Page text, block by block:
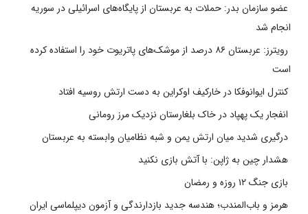
عضو سازمان بدر: حملات به عربستان از پایگاه‌های اسرائیلی در سوریه
انجام شد
رویترز: عربستان ۸۶ درصد از موشک‌های پاتریوت خود را استفاده کرده
است
کنترل ایوانوفکا در خارکیف اوکراین به دست ارتش روسیه افتاد
انفجار یک پهپاد در خاک بلغارستان نزدیک مرز رومانی
درگیری شدید میان ارتش یمن و شبه نظامیان وابسته به عربستان
هشدار چین به ژاپن: با آتش بازی نکنید
بازی جنگ ۱۲ روزه و رمضان
هرمز و باب‌المندب؛ هندسه جدید بازدارندگی و آزمون دیپلماسی ایران